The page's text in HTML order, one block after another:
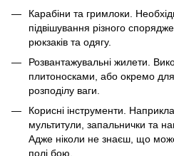
Карабіни та гримлоки.
підвішування різного
рюкзаків та одягу.
Розвантажувальні жилети.
плитоносками, або окремо
розподілу ваги.
Корисні інструменти.
мультитули, запальнички та
Адже ніколи не знаєш, що
полі бою.